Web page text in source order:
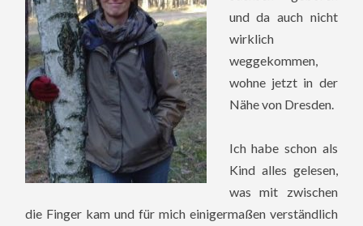
und da auch nicht
wirklich
weggekommen,
wohne jetzt in der
Nähe von Dresden.
Ich habe schon als
Kind alles gelesen,
was mit zwischen
die Finger kam und für mich einigermaßen verständlich